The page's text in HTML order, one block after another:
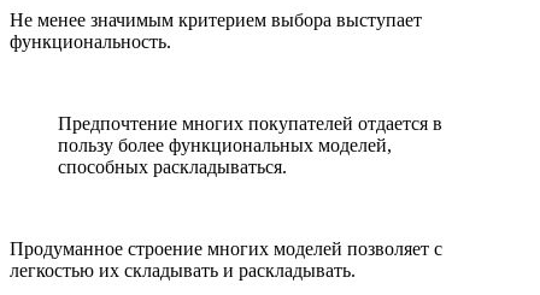
Не менее значимым критерием выбора выступает
функциональность.
Предпочтение многих покупателей отдается в
пользу более функциональных моделей,
способных раскладываться.
Продуманное строение многих моделей позволяет с
легкостью их складывать и раскладывать.